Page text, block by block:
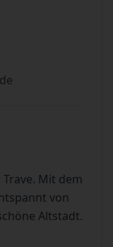
Mit dem
von
Altstadt.